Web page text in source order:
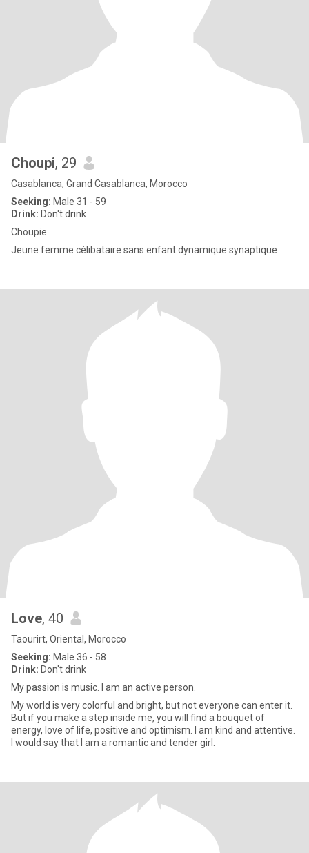
Choupi, 29
Casablanca, Grand Casablanca, Morocco
Seeking: Male 31 - 59
Drink: Don't drink
Choupie
Jeune femme célibataire sans enfant dynamique synaptique
Love, 40
Taourirt, Oriental, Morocco
Seeking: Male 36 - 58
Drink: Don't drink
My passion is music. I am an active person.
My world is very colorful and bright, but not everyone can enter it.
But if you make a step inside me, you will find a bouquet of
energy, love of life, positive and optimism. I am kind and attentive.
I would say that I am a romantic and tender girl.